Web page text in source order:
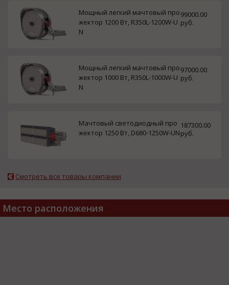
Мощный легкий мачтовый про
жектор 1200 Вт, R350L-1200W-U
N
99000.00
руб.
Мощный легкий мачтовый про
жектор 1000 Вт, R350L-1000W-U
N
97000.00
руб.
Мачтовый светодиодный про
жектор 1250 Вт, D680-1250W-UN
187300.00
руб.
Смотреть все товары компании
Место расположения